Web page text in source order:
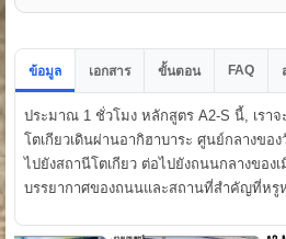
ข้อมูล เอกสาร ขั้นตอน FAQ
ประมาณ 1 ชั่วโมง หลักสูตร A2-S นี้, เรา
โตเกียวเดินผ่านอากิฮาบาระ ศูนย์กลางข
ไปยังสถานีโตเกียว ต่อไปยังถนนกลางของ
บรรยากาศของถนนและสถานที่สำคัญที่หรู